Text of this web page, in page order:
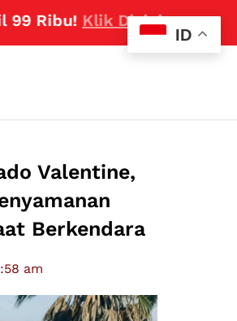
Ribu!Klik Disini
Valentine,
Berkendara
am
ID